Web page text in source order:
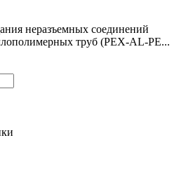
неразъемных соединений
труб (PEX-AL-PE...